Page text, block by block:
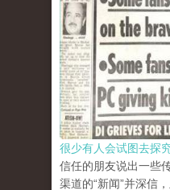
很少有人会试图去探
信任的朋友说出一些
渠道的“新闻”并深信